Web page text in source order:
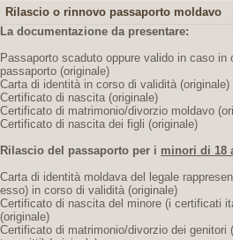
Rilascio o rinnovo passaporto moldavo
La documentazione da presentare:
Passaporto scaduto oppure valido in caso
passaporto (originale)
Carta di identità in corso di validità (originale)
Certificato di nascita (originale)
Certificato di matrimonio/divorzio moldavo
Certificato di nascita dei figli (originale)
Rilascio del passaporto per i minori di 18
Carta di identità moldava del legale
esso) in corso di validità (originale)
Certificato di nascita del minore (i certificati
(originale)
Certificato di matrimonio/divorzio dei genitori